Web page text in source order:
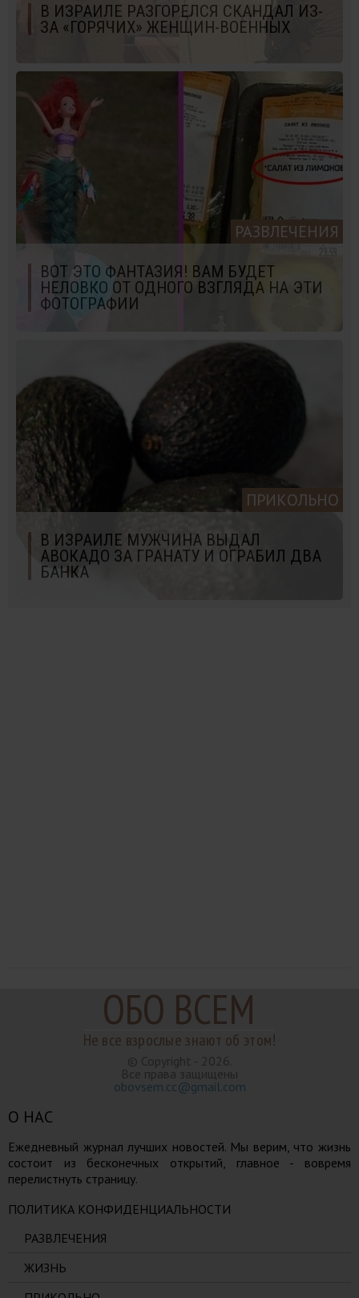
В ИЗРАИЛЕ РАЗГОРЕЛСЯ СКАНДАЛ ИЗ-
ЗА «ГОРЯЧИХ» ЖЕНЩИН-ВОЕННЫХ
РАЗВЛЕЧЕНИЯ
ВОТ ЭТО ФАНТАЗИЯ! ВАМ БУДЕТ
НЕЛОВКО ОТ ОДНОГО ВЗГЛЯДА НА ЭТИ
ФОТОГРАФИИ
ПРИКОЛЬНО
В ИЗРАИЛЕ МУЖЧИНА ВЫДАЛ
АВОКАДО ЗА ГРАНАТУ И ОГРАБИЛ ДВА
БАНКА
ОБО ВСЕМ
Не все взрослые знают об этом!
© Copyright - 2026.
Все права защищены
obovsem.cc@gmail.com
О НАС
Ежедневный журнал лучших новостей. Мы верим, что жизнь
состоит из бесконечных открытий, главное - вовремя
перелистнуть страницу.
ПОЛИТИКА КОНФИДЕНЦИАЛЬНОСТИ
РАЗВЛЕЧЕНИЯ
ЖИЗНЬ